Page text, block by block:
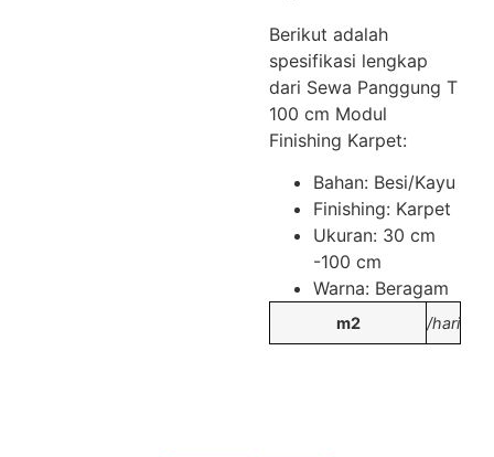
Berikut adalah
spesifikasi lengkap
dari Sewa Panggung T
100 cm Modul
Finishing Karpet:
Bahan: Besi/Kayu
Finishing: Karpet
Ukuran: 30 cm
-100 cm
Warna: Beragam
m2 /hari